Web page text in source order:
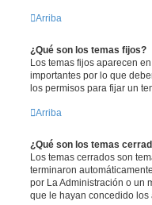
Arriba
¿Qué son los temas fijos?
Los temas fijos aparecen
importantes por lo que
los permisos para fijar un
Arriba
¿Qué son los temas
Los temas cerrados son
terminaron
por La Administración o un
que le hayan concedido los